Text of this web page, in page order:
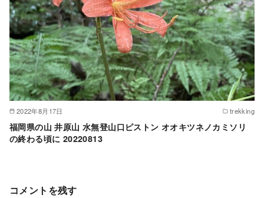
2022年8月17日 trekking
福岡県の山 井原山 水無登山口ピストン オオキツネノカミソリ
の終わる頃に 20220813
コメントを残す